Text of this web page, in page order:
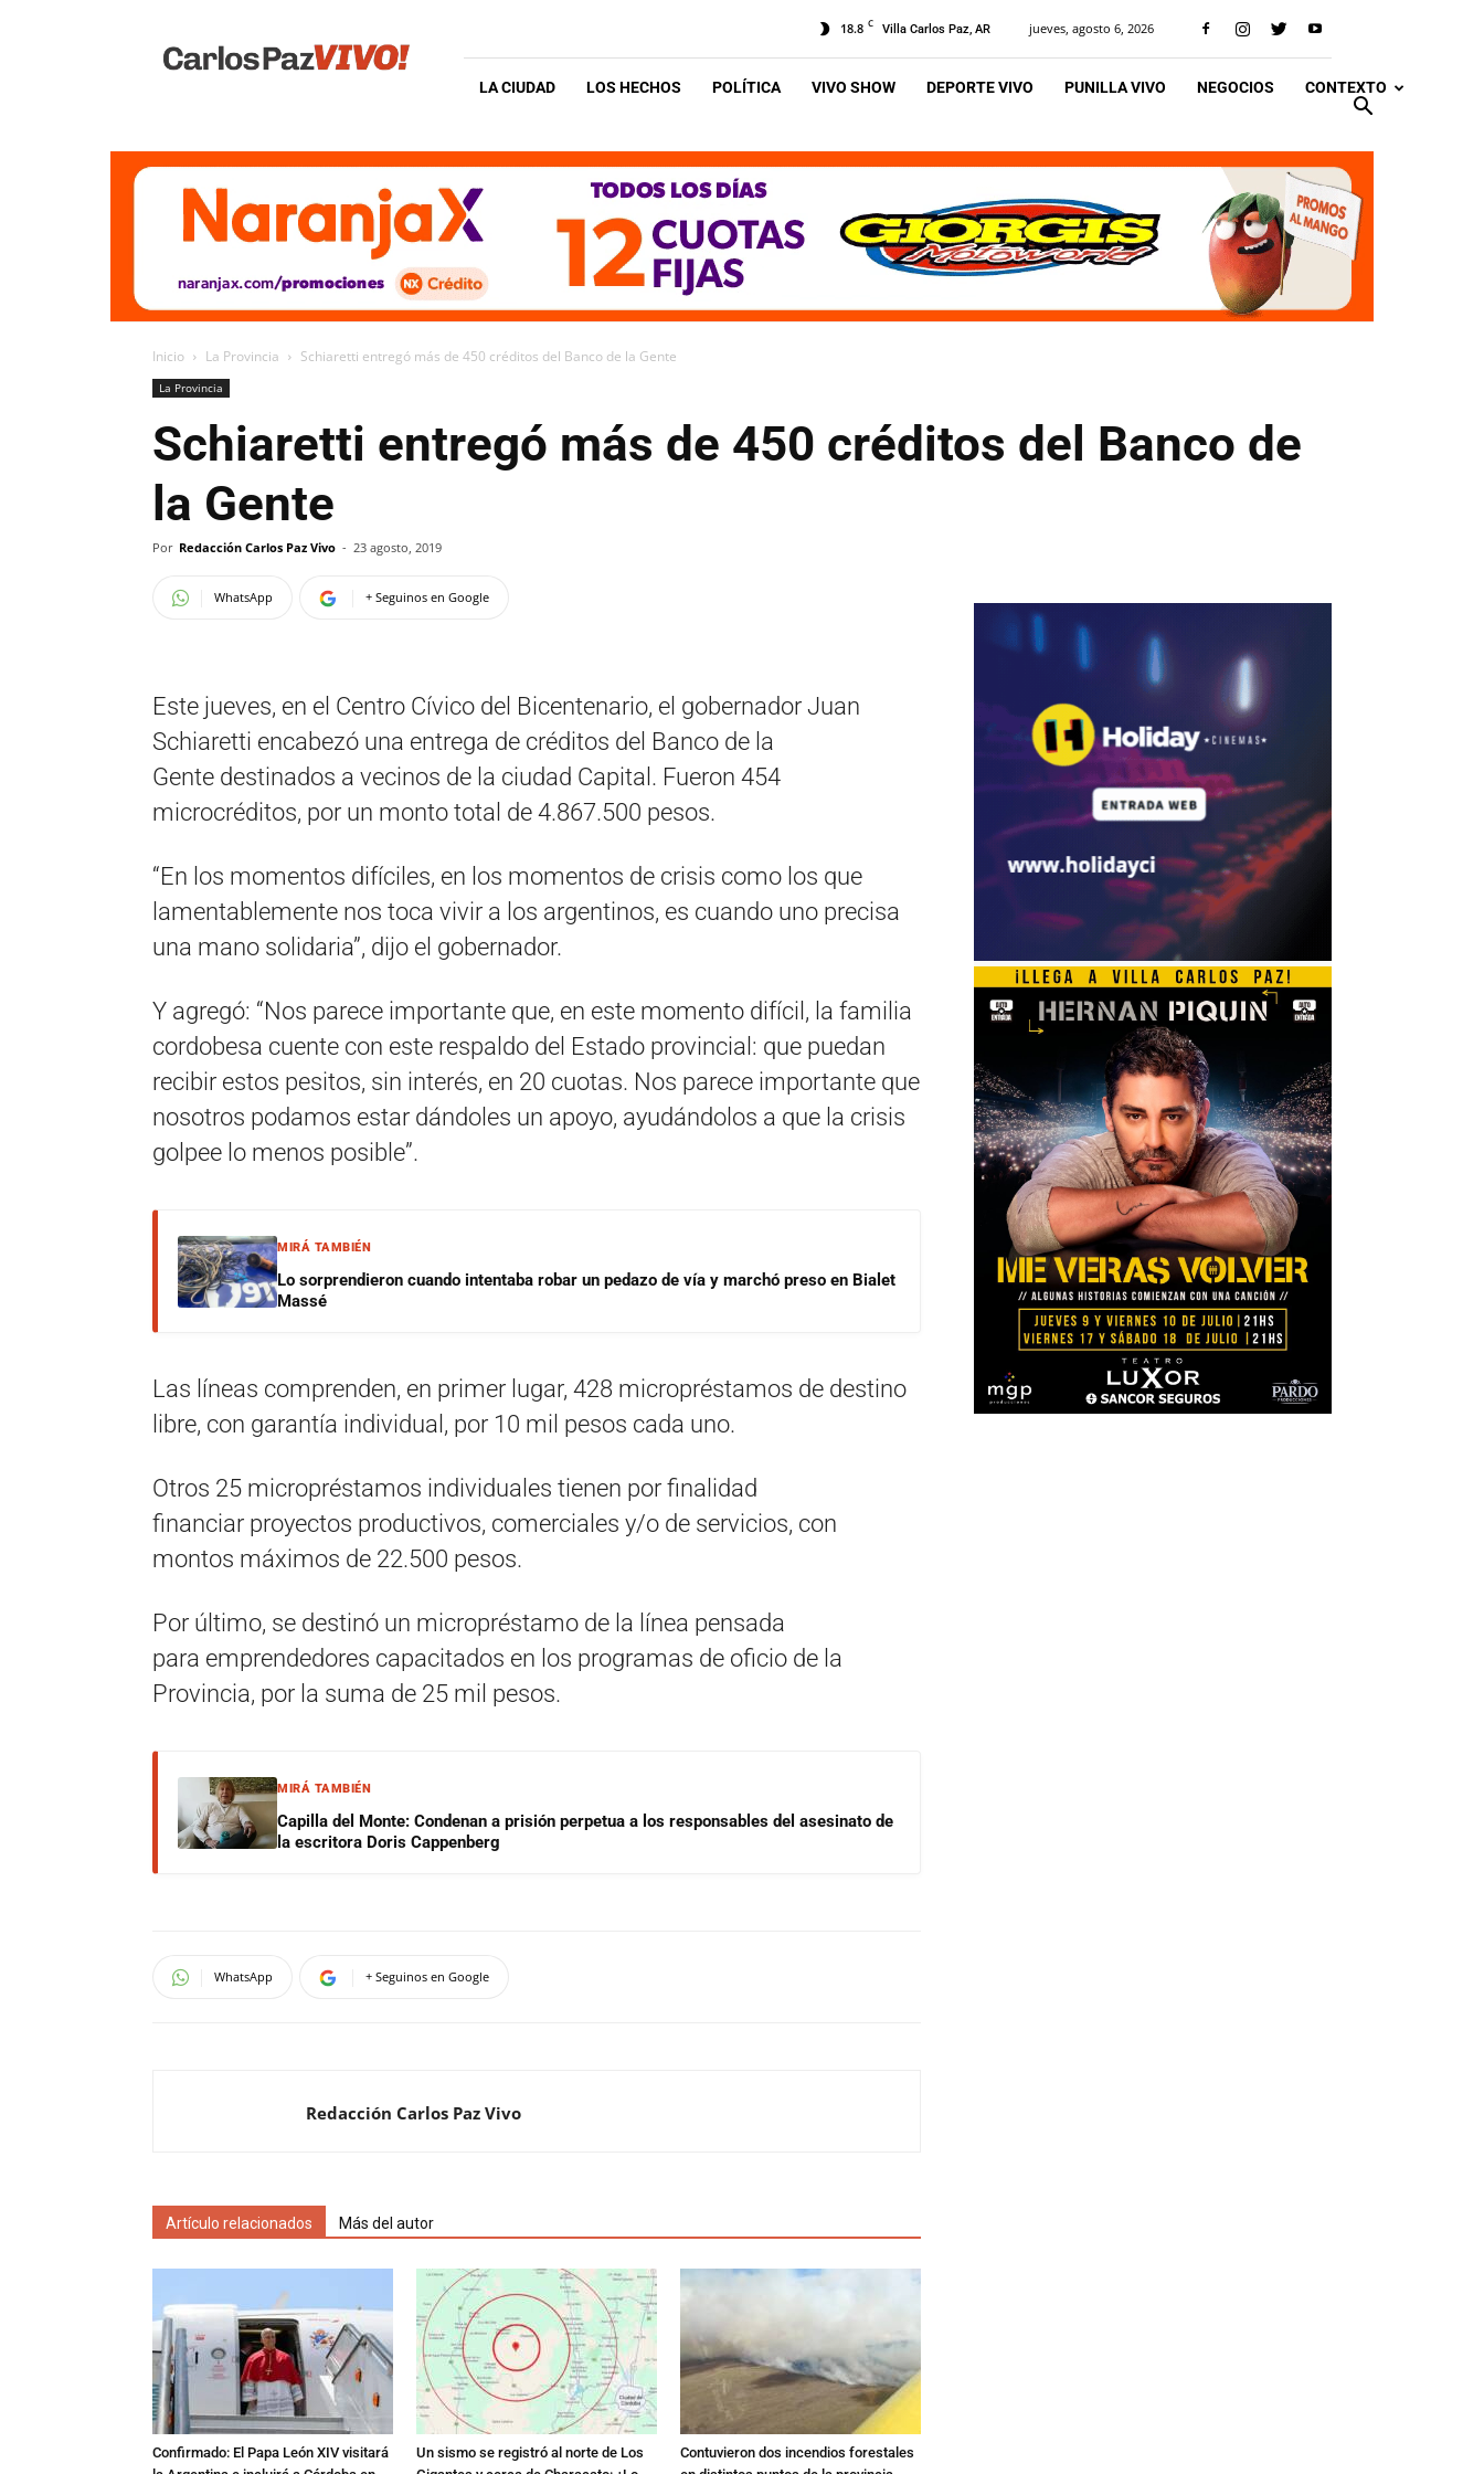
Vivo
18.8 C Villa Carlos Paz, AR jueves, agosto 6, 2026
LA CIUDAD LOS HECHOS POLÍTICA VIVO SHOW DEPORTE VIVO PUNILLA VIVO NEGOCIOS CONTEXTO
Inicio La Provincia Schiaretti entregó más de 450 créditos del Banco de la Gente
La Provincia
Schiaretti entregó más de 450 créditos del Banco de
la Gente
Por Redacción Carlos Paz Vivo - 23 agosto, 2019
WhatsApp + Seguinos en Google
Este jueves, en el Centro Cívico del Bicentenario, el gobernador Juan
Schiaretti encabezó una entrega de créditos del Banco de la
Gente destinados a vecinos de la ciudad Capital. Fueron 454
microcréditos, por un monto total de 4.867.500 pesos.
“En los momentos difíciles, en los momentos de crisis como los que
lamentablemente nos toca vivir a los argentinos, es cuando uno precisa
una mano solidaria”, dijo el gobernador.
Y agregó: “Nos parece importante que, en este momento difícil, la familia
cordobesa cuente con este respaldo del Estado provincial: que puedan
recibir estos pesitos, sin interés, en 20 cuotas. Nos parece importante que
nosotros podamos estar dándoles un apoyo, ayudándolos a que la crisis
golpee lo menos posible”.
MIRÁ TAMBIÉN
Lo sorprendieron cuando intentaba robar un pedazo de vía y marchó preso en Bialet
Massé
Las líneas comprenden, en primer lugar, 428 micropréstamos de destino
libre, con garantía individual, por 10 mil pesos cada uno.
Otros 25 micropréstamos individuales tienen por finalidad
financiar proyectos productivos, comerciales y/o de servicios, con
montos máximos de 22.500 pesos.
Por último, se destinó un micropréstamo de la línea pensada
para emprendedores capacitados en los programas de oficio de la
Provincia, por la suma de 25 mil pesos.
MIRÁ TAMBIÉN
Capilla del Monte: Condenan a prisión perpetua a los responsables del asesinato de
la escritora Doris Cappenberg
WhatsApp + Seguinos en Google
Redacción Carlos Paz Vivo
Artículo relacionados Más del autor
Confirmado: El Papa León XIV visitará
Un sismo se registró al norte de Los
Contuvieron dos incendios forestales